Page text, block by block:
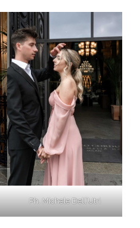
Ph. Michele Dell’Utri